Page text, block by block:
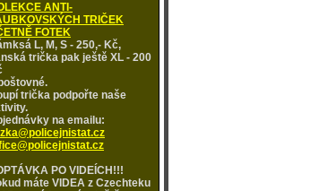
ANTI-
TRIČEK
FOTEK
L, M, S - 250,- Kč,
trička pak ještě XL - 200
trička podpořte naše
na emailu:
PO VIDEÍCH!!!
máte VIDEA z Czechteku